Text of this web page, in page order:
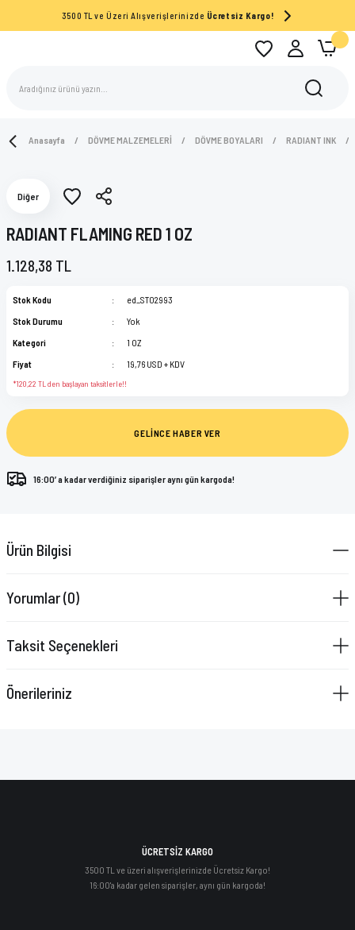
3500 TL ve Üzeri Alışverişlerinizde Ücretsiz Kargo!
Anasayfa DÖVME MALZEMELERİ DÖVME BOYALARI RADIANT INK
Diğer
RADIANT FLAMING RED 1 OZ
1.128,38 TL
Stok Kodu
ed_ST02993
Stok Durumu
Yok
Kategori
1 OZ
Fiyat
19,76 USD + KDV
*120,22 TL den başlayan taksitlerle!!
GELİNCE HABER VER
16:00’ a kadar verdiğiniz siparişler aynı gün kargoda!
Ürün Bilgisi
Yorumlar (0)
Taksit Seçenekleri
Önerileriniz
ÜCRETSİZ KARGO
3500 TL ve üzeri alışverişlerinizde Ücretsiz Kargo!
16:00'a kadar gelen siparişler, aynı gün kargoda!